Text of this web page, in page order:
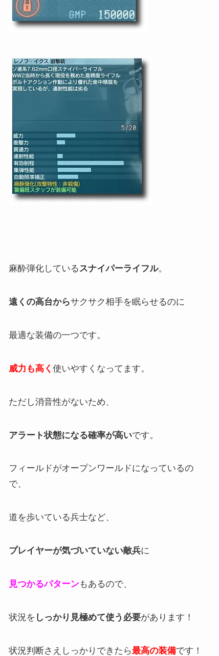
麻酔弾化しているスナイパーライフル。
遠くの高台からサクサク相手を眠らせるのに
最適な装備の一つです。
威力も高く 使いやすくなってます。
ただし消音性がないため、
アラート状態になる確率が高いです。
フィールドがオープンワールドになっているの
で、
道を歩いている兵士など、
プレイヤーが気づいていない敵兵に
見つかるパターンもあるので、
状況を しっかり見極めて使う必要があります！
状況判断さえしっかりできたら最高の装備です！